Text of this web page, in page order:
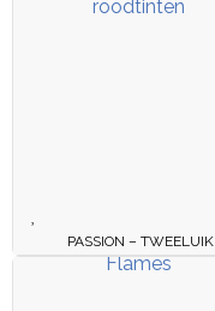
PASSION – TWEELUIK